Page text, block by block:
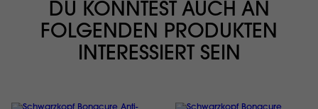
DU KÖNNTEST AUCH AN
FOLGENDEN PRODUKTEN
INTERESSIERT SEIN